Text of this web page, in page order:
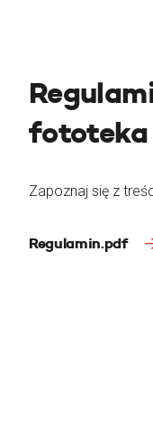
fototeka
Zapoznaj się z
Regulamin.pdf